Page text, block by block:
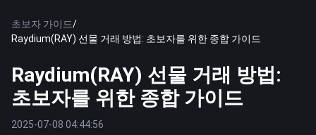
초보자 가이드/
Raydium(RAY) 선물 거래 방법: 초보자를 위한 종합 가이드
Raydium(RAY) 선물 거래 방법:
초보자를 위한 종합 가이드
2025-07-08 04:44:56